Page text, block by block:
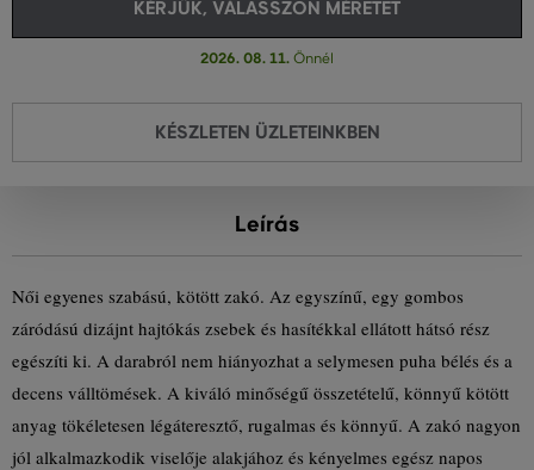
KÉRJÜK, VÁLASSZON MÉRETET
2026. 08. 11. Önnél
KÉSZLETEN ÜZLETEINKBEN
Leírás
Női egyenes szabású, kötött zakó. Az egyszínű, egy gombos
záródású dizájnt hajtókás zsebek és hasítékkal ellátott hátsó rész
egészíti ki. A darabról nem hiányozhat a selymesen puha bélés és a
decens válltömések. A kiváló minőségű összetételű, könnyű kötött
anyag tökéletesen légáteresztő, rugalmas és könnyű. A zakó nagyon
jól alkalmazkodik viselője alakjához és kényelmes egész napos